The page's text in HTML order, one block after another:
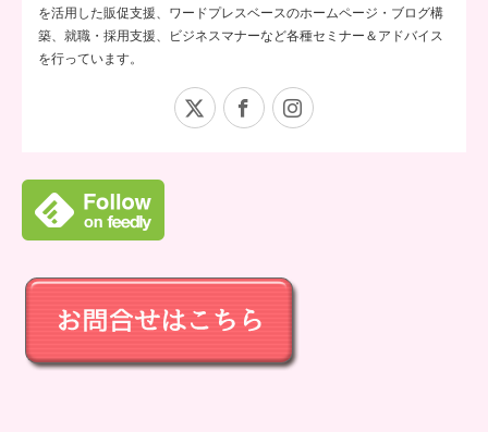
を活用した販促支援、ワードプレスベースのホームページ・ブログ構
築、就職・採用支援、ビジネスマナーなど各種セミナー＆アドバイス
を行っています。
Facebook